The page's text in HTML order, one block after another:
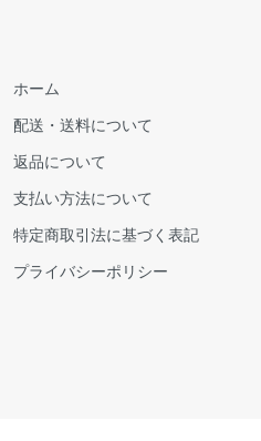
ホーム
配送・送料について
返品について
支払い方法について
特定商取引法に基づく表記
プライバシーポリシー